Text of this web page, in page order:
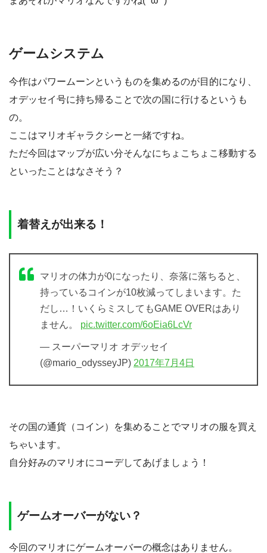
ゲームシステム
今作はパワームーンというものを集めるのが目的になり、
オデッセイ号に持ち帰ることで次の国に行けるというも
の。
ここはマリオギャラクシーと一緒ですね。
ただ今回はマップが広い分そんなにちょこちょこ移動する
といったことはなさそう？
着替えが出来る！
マリオの体力が0になったり、奈落に落ちると、
持っているコインが10枚減ってしまいます。た
だし…！いくらミスしてもGAME OVERはあり
ません。 pic.twitter.com/6oEia6LcVr
— スーパーマリオ オデッセイ
(@mario_odysseyJP) 2017年7月4日
その国の通貨（コイン）を集めることでマリオの服を買え
ちゃいます。
自分好みのマリオにコーデしてあげましょう！
ゲームオーバーがない？
今回のマリオにゲームオーバーの概念はありません。